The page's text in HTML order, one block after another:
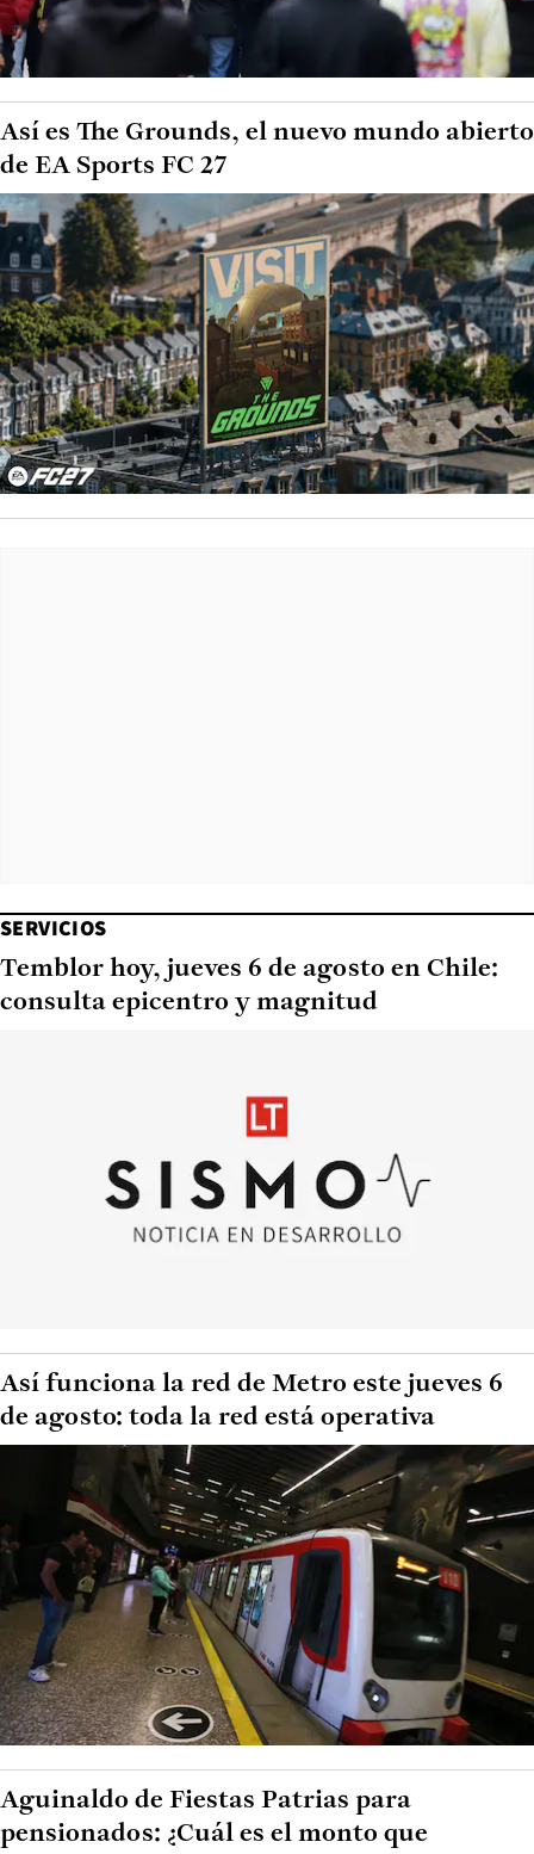
Así es The Grounds, el nuevo mundo abierto
de EA Sports FC 27
SERVICIOS
Temblor hoy, jueves 6 de agosto en Chile:
consulta epicentro y magnitud
Así funciona la red de Metro este jueves 6
de agosto: toda la red está operativa
Aguinaldo de Fiestas Patrias para
pensionados: ¿Cuál es el monto que